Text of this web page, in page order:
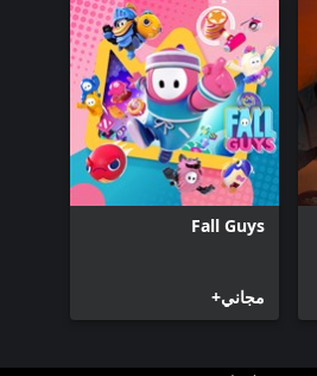
Fall Guys
مجاني+